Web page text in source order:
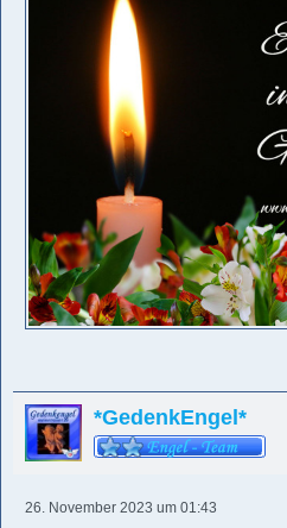
*GedenkEngel*
26. November 2023 um 01:43